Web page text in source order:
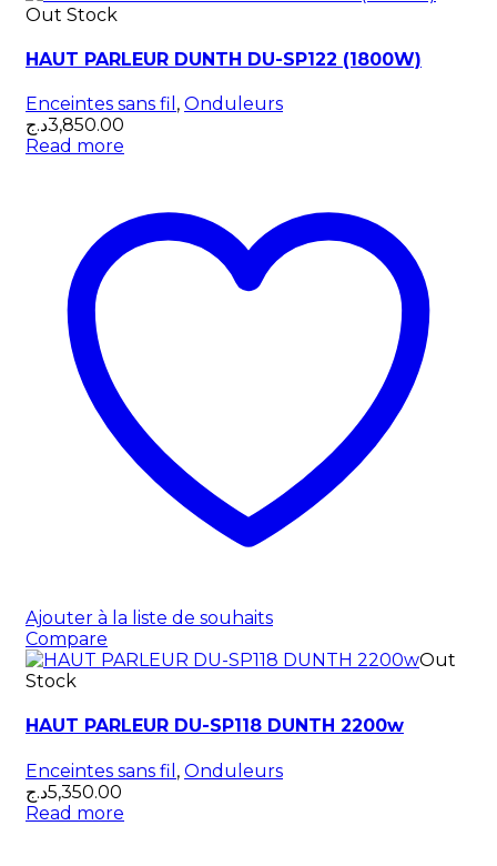
Out Stock
HAUT PARLEUR DUNTH DU-SP122 (1800W)
Enceintes sans fil , Onduleurs
3,850.00د.ج
Read more
Ajouter à la liste de souhaits
Compare
Out
Stock
HAUT PARLEUR DU-SP118 DUNTH 2200w
Enceintes sans fil , Onduleurs
5,350.00د.ج
Read more